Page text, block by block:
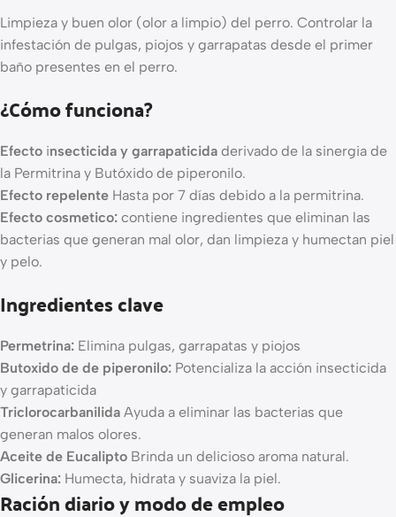
Limpieza y buen olor (olor a limpio) del perro. Controlar la
infestación de pulgas, piojos y garrapatas desde el primer
baño presentes en el perro.
¿Cómo funciona?
Efecto insecticida y garrapaticida derivado de la sinergia de
la Permitrina y Butóxido de piperonilo.
Efecto repelente Hasta por 7 días debido a la permitrina.
Efecto cosmetico: contiene ingredientes que eliminan las
bacterias que generan mal olor, dan limpieza y humectan piel
y pelo.
Ingredientes clave
Permetrina: Elimina pulgas, garrapatas y piojos
Butoxido de de piperonilo: Potencializa la acción insecticida
y garrapaticida
Triclorocarbanilida Ayuda a eliminar las bacterias que
generan malos olores.
Aceite de Eucalipto Brinda un delicioso aroma natural.
Glicerina: Humecta, hidrata y suaviza la piel.
Ración diario y modo de empleo